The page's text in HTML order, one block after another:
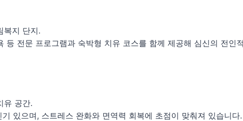
복지 단지.
등 전문 프로그램과 숙박형 치유 코스를 함께 제공해 심신의 전인
유 공간.
있으며, 스트레스 완화와 면역력 회복에 초점이 맞춰져 있습니다.